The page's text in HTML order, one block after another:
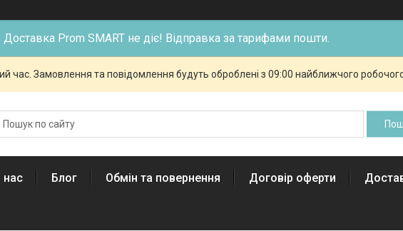
Доставка Prom SMART не діє! Відправка за тарифами пошти.
час. Замовлення та повідомлення будуть оброблені з 09:00 найближчого
нас Блог Обмін та повернення Договір оферти